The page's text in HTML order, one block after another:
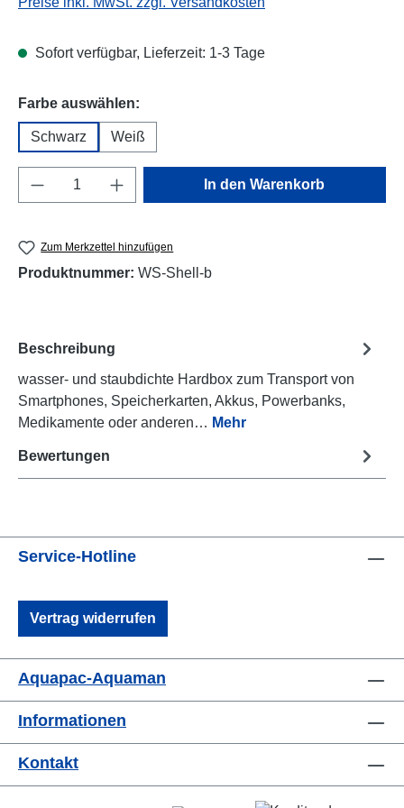
Sofort verfügbar, Lieferzeit: 1-3 Tage
Farbe auswählen:
Schwarz Weiß
Produkt Anzahl: Gib den gewünschten
In den Warenkorb
Zum Merkzettel hinzufügen
Produktnummer: WS-Shell-b
Beschreibung
wasser- und staubdichte Hardbox zum Transport von
Smartphones, Speicherkarten, Akkus, Powerbanks,
Medikamente oder anderen… Mehr
Bewertungen
Service-Hotline
Vertrag widerrufen
Aquapac-Aquaman
Informationen
Kontakt